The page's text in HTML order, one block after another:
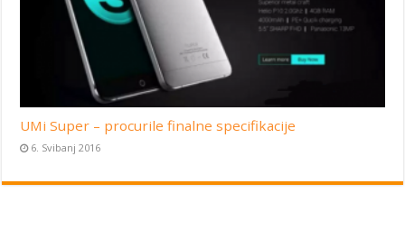
UMi Super – procurile finalne specifikacije
6. Svibanj 2016